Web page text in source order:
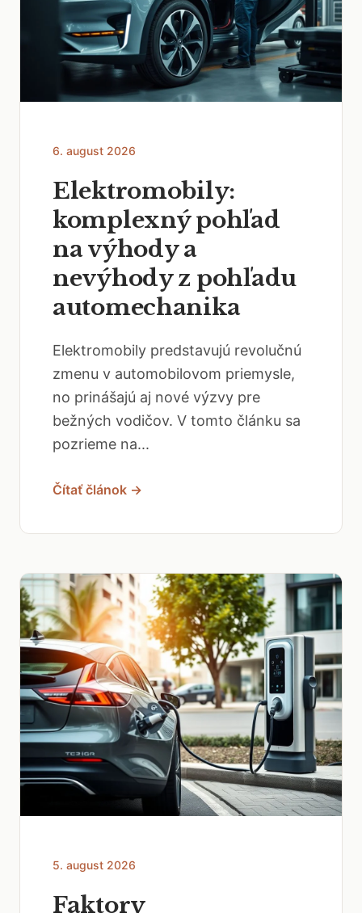
6. august 2026
Elektromobily:
komplexný pohľad
na výhody a
nevýhody z pohľadu
automechanika
Elektromobily predstavujú revolučnú
zmenu v automobilovom priemysle,
no prinášajú aj nové výzvy pre
bežných vodičov. V tomto článku sa
pozrieme na...
Čítať článok →
5. august 2026
Faktory